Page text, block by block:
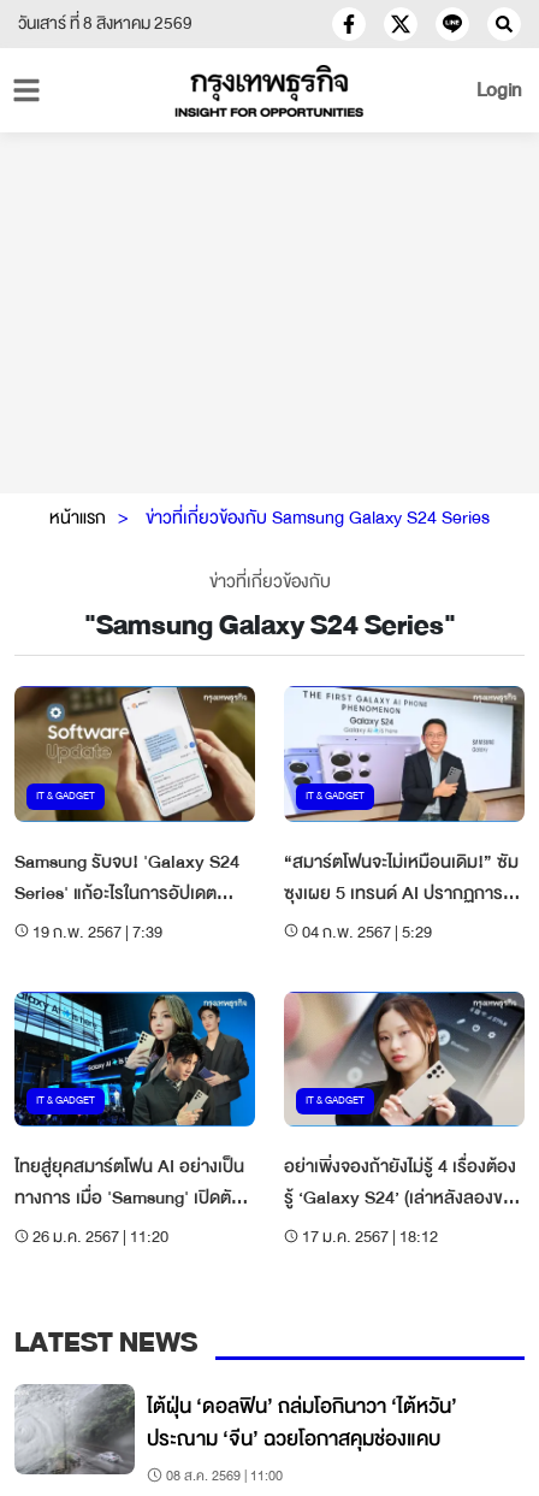
วันเสาร์ ที่ 8 สิงหาคม 2569
Login
หน้าแรก ข่าวที่เกี่ยวข้องกับ Samsung Galaxy S24 Series
ข่าวที่เกี่ยวข้องกับ
"Samsung Galaxy S24 Series"
IT & GADGET
Samsung รับจบ! 'Galaxy S24
Series' แก้อะไรในการอัปเดต
ซอฟต์แวร์ใหญ่เดือนนี้
19 ก.พ. 2567 | 7:39
IT & GADGET
“สมาร์ตโฟนจะไม่เหมือนเดิม!” ซัม
ซุงเผย 5 เทรนด์ AI ปรากฏการณ์
จาก ‘Galaxy AI’
04 ก.พ. 2567 | 5:29
IT & GADGET
ไทยสู่ยุคสมาร์ตโฟน AI อย่างเป็น
ทางการ เมื่อ 'Samsung' เปิดตัว
'Galaxy AI' แล้ว
26 ม.ค. 2567 | 11:20
IT & GADGET
อย่าเพิ่งจองถ้ายังไม่รู้ 4 เรื่องต้อง
รู้ ‘Galaxy S24’ (เล่าหลังลองของ
จริง)17 ม.ค. 2567 | 18:12
LATEST NEWS
ไต้ฝุ่น ‘ดอลฟิน’ ถล่มโอกินาวา ‘ไต้หวัน’
ประณาม ‘จีน’ ฉวยโอกาสคุมช่องแคบ
08 ส.ค. 2569 | 11:00